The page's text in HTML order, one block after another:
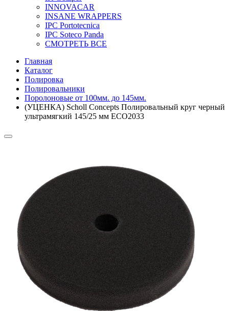
INNOVACAR
INSANE WRAPPERS
IPC Portotecnica
IPC Soteco Panda
СМОТРЕТЬ ВСЕ
Главная
Каталог
Полировка
Полировальники
Поролоновые от 100мм. до 145мм.
(УЦЕНКА) Scholl Concepts Полировальный круг черный
ультрамягкий 145/25 мм ECO2033